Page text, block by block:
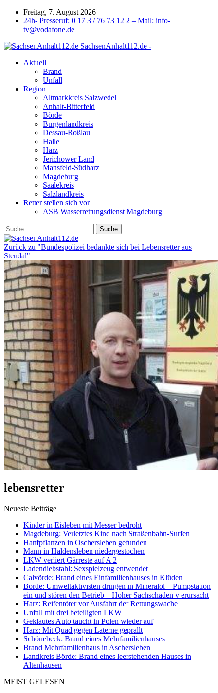
Freitag, 7. August 2026
24h- Presseruf: 0 17 3 / 76 73 12 2 – Mail: info-
tv@vodafone.de
SachsenAnhalt112.de -
Aktuell
Brand
Unfall
Region
Altmarkkreis Salzwedel
Anhalt-Bitterfeld
Börde
Burgenlandkreis
Dessau-Roßlau
Halle
Harz
Jerichower Land
Mansfeld-Südharz
Magdeburg
Saalekreis
Salzlandkreis
Retter stellen sich vor
ASB Wasserrettungsdienst Magdeburg
Zurück zu "Bundespolizei bedankte sich bei Lebensretter aus
Stendal"
lebensretter
Neueste Beiträge
Kinder in Eisleben mit Messer bedroht
Magdeburg: Verletztes Kind nach Straßenbahn-Surfen
Hanfpflanzen in Oschersleben gefunden
Mann in Haldensleben niedergestochen
LKW verliert Gärreste auf A 2
Ladendiebstahl: Sexspielzeug entwendet
Calvörde: Brand eines Einfamilienhauses in Klüden
Börde: Umweltaktivisten dringen in Mineralöl – Pumpstation
ein und stören den Betrieb – Hoher Sachschaden v erursacht
Harz: Reifentöter vor Ausfahrt der Rettungswache
Unfall mit drei beteiligten LKW
Geklautes Auto taucht in Polen wieder auf
Harz: Mit Quad gegen Laterne geprallt
Schönebeck: Brand eines Mehrfamilienhauses
Brand Mehrfamilienhaus in Aschersleben
Landkreis Börde: Brand eines leerstehenden Hauses in
Altenhausen
MEIST GELESEN